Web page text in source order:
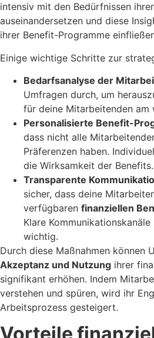
intensiv mit den Bedürfnissen
auseinandersetzen und diese
ihrer Benefit-Programme
Einige wichtige Schritte zur
Bedarfsanalyse der
Umfragen durch, um
für deine Mitarbeitenden am
Personalisierte Benefit-
dass nicht alle
Präferenzen haben.
die Wirksamkeit der Benefits.
Transparente
sicher, dass deine
verfügbaren finanziellen
Klare
wichtig.
Durch diese Maßnahmen können
Akzeptanz und Nutzung ihrer
signifikant erhöhen. Indem
verstehen und spüren, wird ihr
Arbeitsprozess gesteigert.